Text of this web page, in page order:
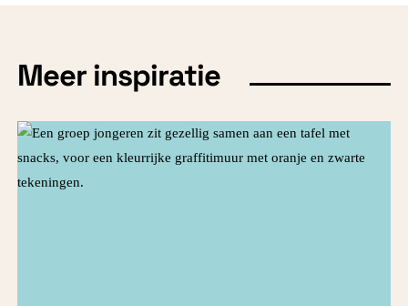
Meer inspiratie